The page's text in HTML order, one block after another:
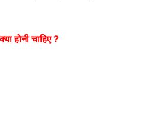
चाहिए ?